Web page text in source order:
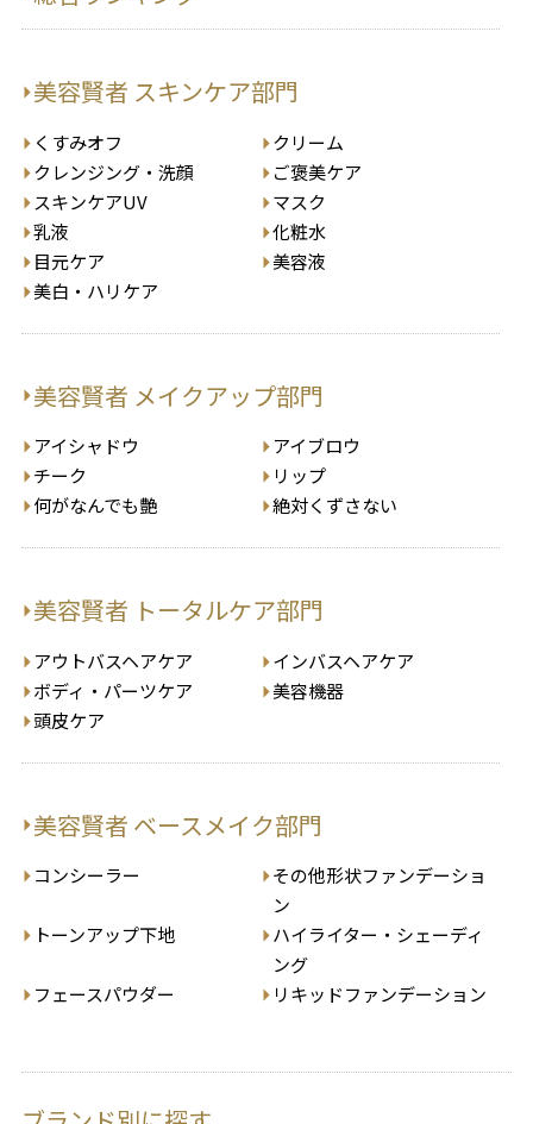
美容賢者 スキンケア部門
くすみオフ
クリーム
クレンジング・洗顔
ご褒美ケア
スキンケアUV
マスク
乳液
化粧水
目元ケア
美容液
美白・ハリケア
美容賢者 メイクアップ部門
アイシャドウ
アイブロウ
チーク
リップ
何がなんでも艶
絶対くずさない
美容賢者 トータルケア部門
アウトバスヘアケア
インバスヘアケア
ボディ・パーツケア
美容機器
頭皮ケア
美容賢者 ベースメイク部門
コンシーラー
その他形状ファンデーショ
ン
トーンアップ下地
ハイライター・シェーディ
ング
フェースパウダー
リキッドファンデーション